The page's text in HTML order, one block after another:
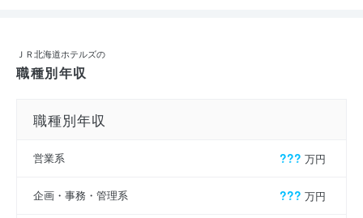
ＪＲ北海道ホテルズの
職種別年収
職種別年収
営業系 ??? 万円
企画・事務・管理系 ??? 万円